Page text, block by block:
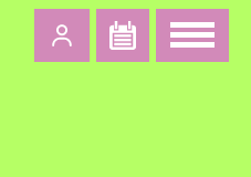
Zum Footer springen